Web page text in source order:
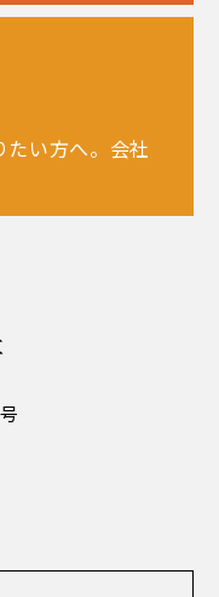
い方へ。会社